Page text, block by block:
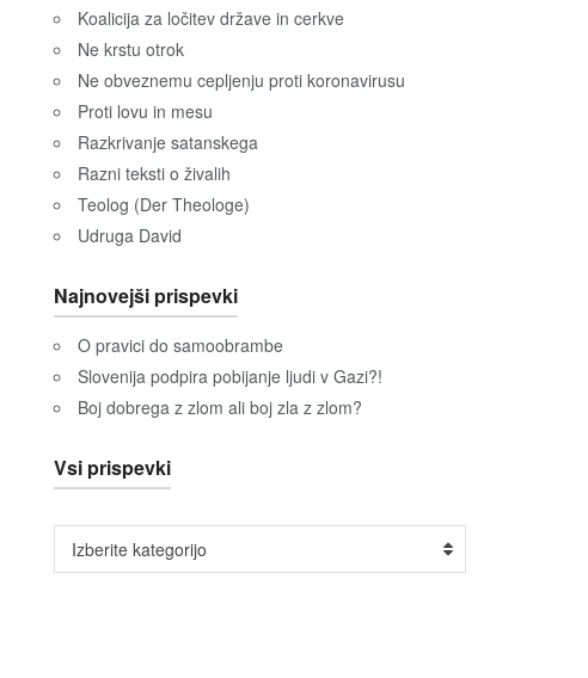
Koalicija za ločitev države in cerkve
Ne krstu otrok
Ne obveznemu cepljenju proti koronavirusu
Proti lovu in mesu
Razkrivanje satanskega
Razni teksti o živalih
Teolog (Der Theologe)
Udruga David
Najnovejši prispevki
O pravici do samoobrambe
Slovenija podpira pobijanje ljudi v Gazi?!
Boj dobrega z zlom ali boj zla z zlom?
Vsi prispevki
Vsi
prispevki
Izberite kategorijo